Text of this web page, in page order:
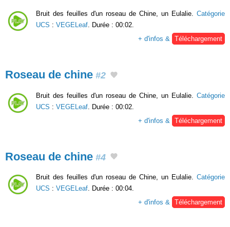
Bruit des feuilles d'un roseau de Chine, un Eulalie. Catégorie
UCS : VEGELeaf . Durée : 00:02.
+ d'infos &
Téléchargement
Roseau de chine #2
Bruit des feuilles d'un roseau de Chine, un Eulalie. Catégorie
UCS : VEGELeaf . Durée : 00:02.
+ d'infos &
Téléchargement
Roseau de chine #4
Bruit des feuilles d'un roseau de Chine, un Eulalie. Catégorie
UCS : VEGELeaf. Durée : 00:04.
+ d'infos & Téléchargement